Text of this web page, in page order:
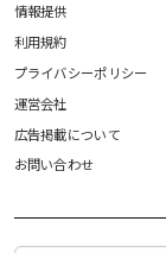
情報提供
利用規約
プライバシーポリシー
運営会社
広告掲載について
お問い合わせ